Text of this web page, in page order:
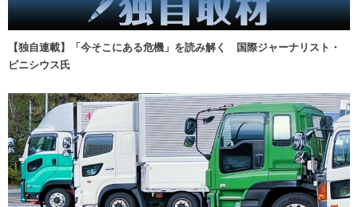
【独自連載】「今そこにある危機」を読み解く 国際ジャーナリスト・
ビニシウス氏